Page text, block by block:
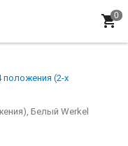
(2-х
Белый Werkel